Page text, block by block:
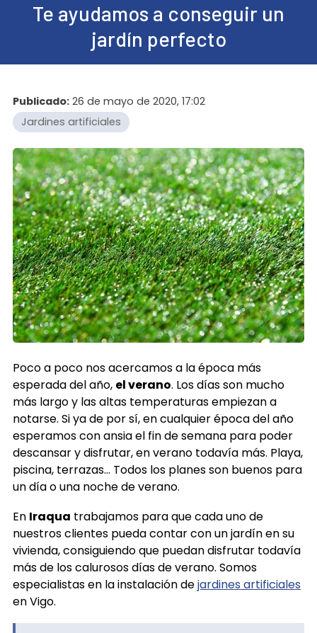
Te ayudamos a conseguir un
jardín perfecto
Publicado: 26 de mayo de 2020, 17:02
Jardines artificiales
Poco a poco nos acercamos a la época más
esperada del año, el verano. Los días son mucho
más largo y las altas temperaturas empiezan a
notarse. Si ya de por sí, en cualquier época del año
esperamos con ansia el fin de semana para poder
descansar y disfrutar, en verano todavía más. Playa,
piscina, terrazas… Todos los planes son buenos para
un día o una noche de verano.
En Iraqua trabajamos para que cada uno de
nuestros clientes pueda contar con un jardín en su
vivienda, consiguiendo que puedan disfrutar todavía
más de los calurosos días de verano. Somos
especialistas en la instalación dejardines artificiales
en Vigo.